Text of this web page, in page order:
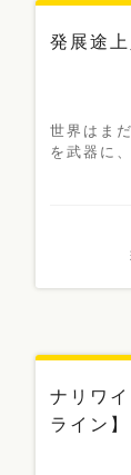
発展途
世界はま
を武器に
ナリワ
ライン】